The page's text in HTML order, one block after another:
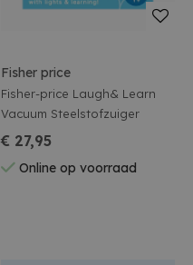
Fisher price
Fisher-price Laugh& Learn
Vacuum Steelstofzuiger
€ 27,95
Online op voorraad